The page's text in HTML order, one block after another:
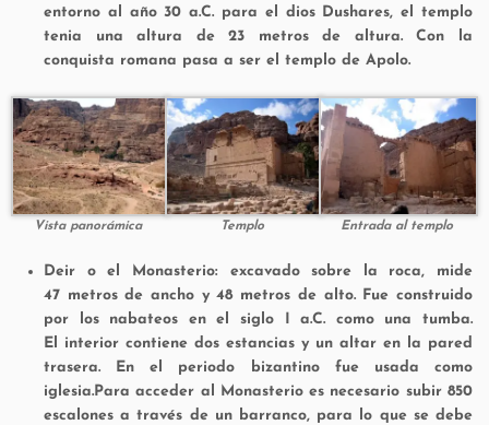
entorno al año 30 a.C. para el dios Dushares, el templo
tenia una altura de 23 metros de altura. Con la
conquista romana pasa a ser el templo de Apolo.
Vista panorámica Templo Entrada al templo
Deir o el Monasterio: excavado sobre la roca, mide
47 metros de ancho y 48 metros de alto. Fue construido
por los nabateos en el siglo I a.C. como una tumba.
El interior contiene dos estancias y un altar en la pared
trasera. En el periodo bizantino fue usada como
iglesia.Para acceder al Monasterio es necesario subir 850
escalones a través de un barranco, para lo que se debe